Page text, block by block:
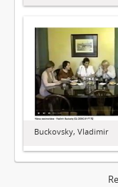
Buckovsky, Vladimir